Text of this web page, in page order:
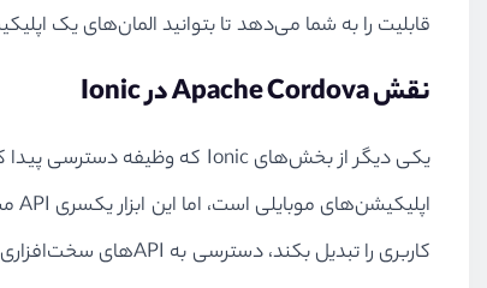
قابلیت را به شما می‌دهد تا بتوانید المان‌های یک
نقش Apache Cordova در Ionic